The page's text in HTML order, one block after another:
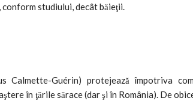
conform studiului, decât băieţii.
Calmette-Guérin) protejează împotriva
în ţările sărace (dar şi în România). De